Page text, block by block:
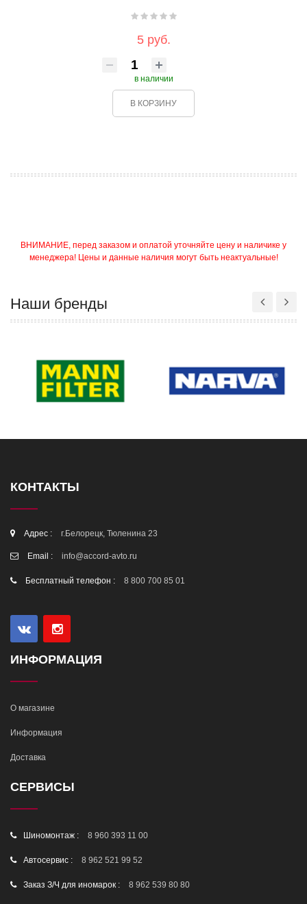
5 руб.
в наличии
В КОРЗИНУ
ВНИМАНИЕ, перед заказом и оплатой уточняйте цену и наличике у
менеджера! Цены и данные наличия могут быть неактуальные!
Наши бренды
КОНТАКТЫ
Адрес : г.Белорецк, Тюленина 23
Email : info@accord-avto.ru
Бесплатный телефон : 8 800 700 85 01
ИНФОРМАЦИЯ
О магазине
Информация
Доставка
СЕРВИСЫ
Шиномонтаж : 8 960 393 11 00
Автосервис : 8 962 521 99 52
Заказ З/Ч для иномарок : 8 962 539 80 80